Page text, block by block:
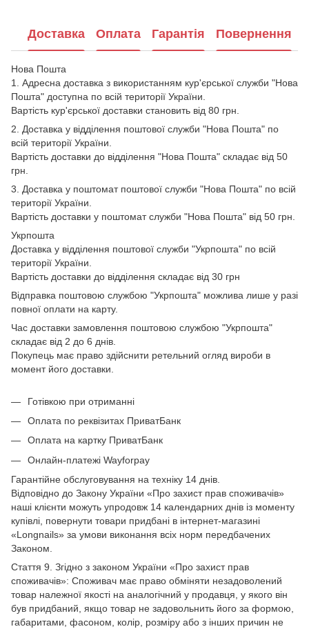
Доставка Оплата Гарантія Повернення
Нова Пошта
1. Адресна доставка з використанням кур'єрської служби "Нова
Пошта" доступна по всій території України.
Вартість кур'єрської доставки становить від 80 грн.
2. Доставка у відділення поштової служби "Нова Пошта" по
всій території України.
Вартість доставки до відділення "Нова Пошта" складає від 50
грн.
3. Доставка у поштомат поштової служби "Нова Пошта" по всій
території України.
Вартість доставки у поштомат служби "Нова Пошта" від 50 грн.
Укрпошта
Доставка у відділення поштової служби "Укрпошта" по всій
території України.
Вартість доставки до відділення складає від 30 грн
Відправка поштовою службою "Укрпошта" можлива лише у разі
повної оплати на карту.
Час доставки замовлення поштовою службою "Укрпошта"
складає від 2 до 6 днів.
Покупець має право здійснити ретельний огляд вироби в
момент його доставки.
Готівкою при отриманні
Оплата по реквізитах ПриватБанк
Оплата на картку ПриватБанк
Онлайн-платежі Wayforpay
Гарантійне обслуговування на техніку 14 днів.
Відповідно до Закону України «Про захист прав споживачів»
наші клієнти можуть упродовж 14 календарних днів із моменту
купівлі, повернути товари придбані в інтернет-магазині
«Longnails» за умови виконання всіх норм передбачених
Законом.
Стаття 9. Згідно з законом України «Про захист прав
споживачів»: Споживач має право обміняти незадоволений
товар належної якості на аналогічний у продавця, у якого він
був придбаний, якщо товар не задовольнить його за формою,
габаритами, фасоном, колір, розміру або з інших причин не